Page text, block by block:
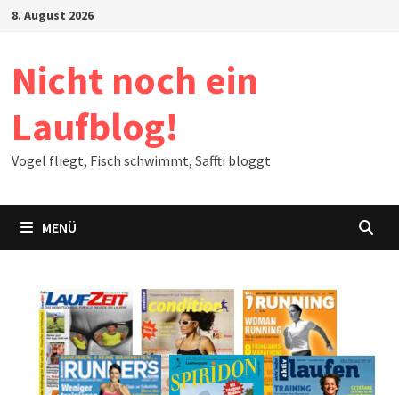
Zum8. August 2026
Nicht noch ein
Laufblog!
Vogel fliegt, Fisch schwimmt, Saffti bloggt
MENÜ